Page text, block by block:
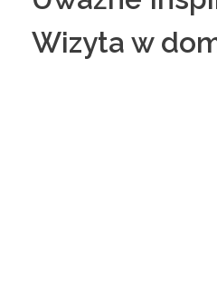
Wizyta w